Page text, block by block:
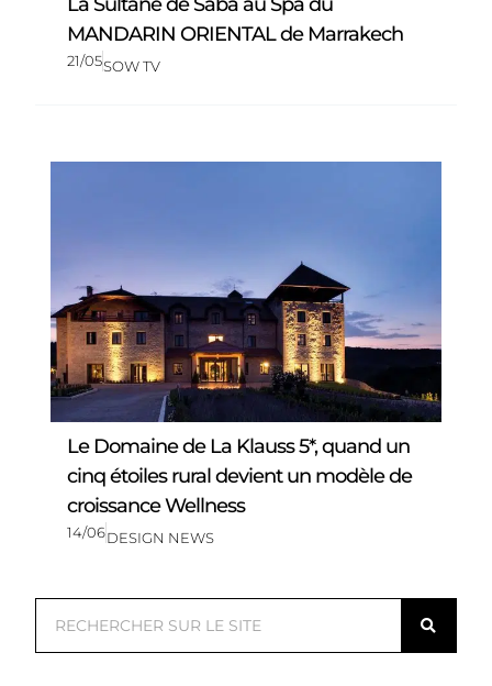
MANDARIN ORIENTAL de Marrakech
21/05SOW TV
Le Domaine de La Klauss 5*, quand un
cinq étoiles rural devient un modèle de
croissance Wellness
14/06DESIGN NEWS